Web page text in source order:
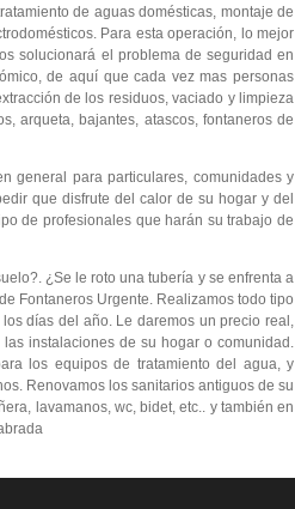
de aguas domésticas, montaje de
Para esta operación, lo mejor
solucionará el problema de seguridad en
de aquí que cada vez mas personas
de los residuos, vaciado y limpieza
arqueta, bajantes, atascos, fontaneros de
general para particulares, comunidades y
que disfrute del calor de su hogar y del
de profesionales que harán su trabajo de
¿Se le roto una tubería y se enfrenta a
Fontaneros Urgente. Realizamos todo tipo
días del año. Le daremos un precio real,
instalaciones de su hogar o comunidad.
los equipos de tratamiento del agua, y
Renovamos los sanitarios antiguos de su
lavamanos, wc, bidet, etc.. y también en